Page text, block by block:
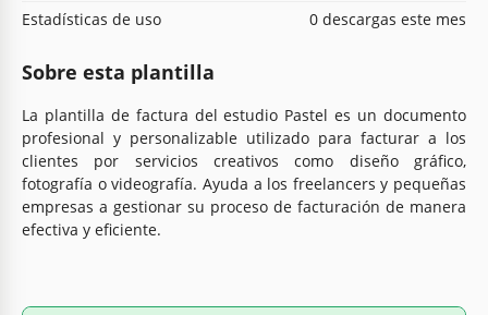
Estadísticas de uso
0 descargas este mes
Sobre esta plantilla
La plantilla de factura del estudio Pastel es un documento
profesional y personalizable utilizado para facturar a los
clientes por servicios creativos como diseño gráfico,
fotografía o videografía. Ayuda a los freelancers y pequeñas
empresas a gestionar su proceso de facturación de manera
efectiva y eficiente.